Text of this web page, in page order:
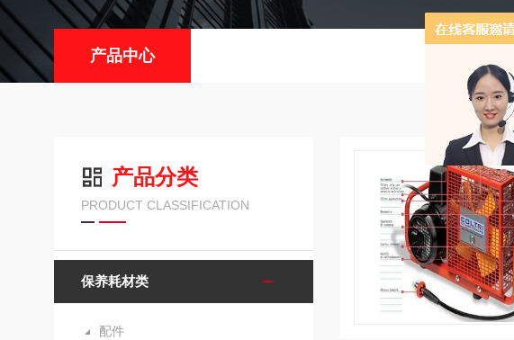
产品中心
产品分类
PRODUCT CLASSIFICATION
保养耗材类
配件